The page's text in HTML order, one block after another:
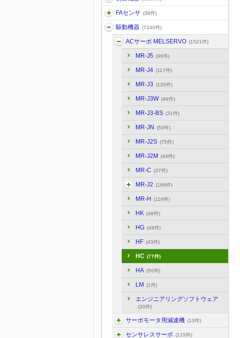
FAセンサ (39件)
駆動機器 (7240件)
ACサーボ MELSERVO (1521件)
MR-J5 (96件)
MR-J4 (117件)
MR-J3 (120件)
MR-J3W (49件)
MR-J3-BS (31件)
MR-JN (53件)
MR-J2S (75件)
MR-J2M (44件)
MR-C (37件)
MR-J2 (166件)
MR-H (116件)
HK (48件)
HG (48件)
HF (43件)
HC (77件)
HA (50件)
LM (1件)
エンジニアリングソフトウェア
(30件)
サーボモータ用減速機 (13件)
センサレスサーボ (115件)